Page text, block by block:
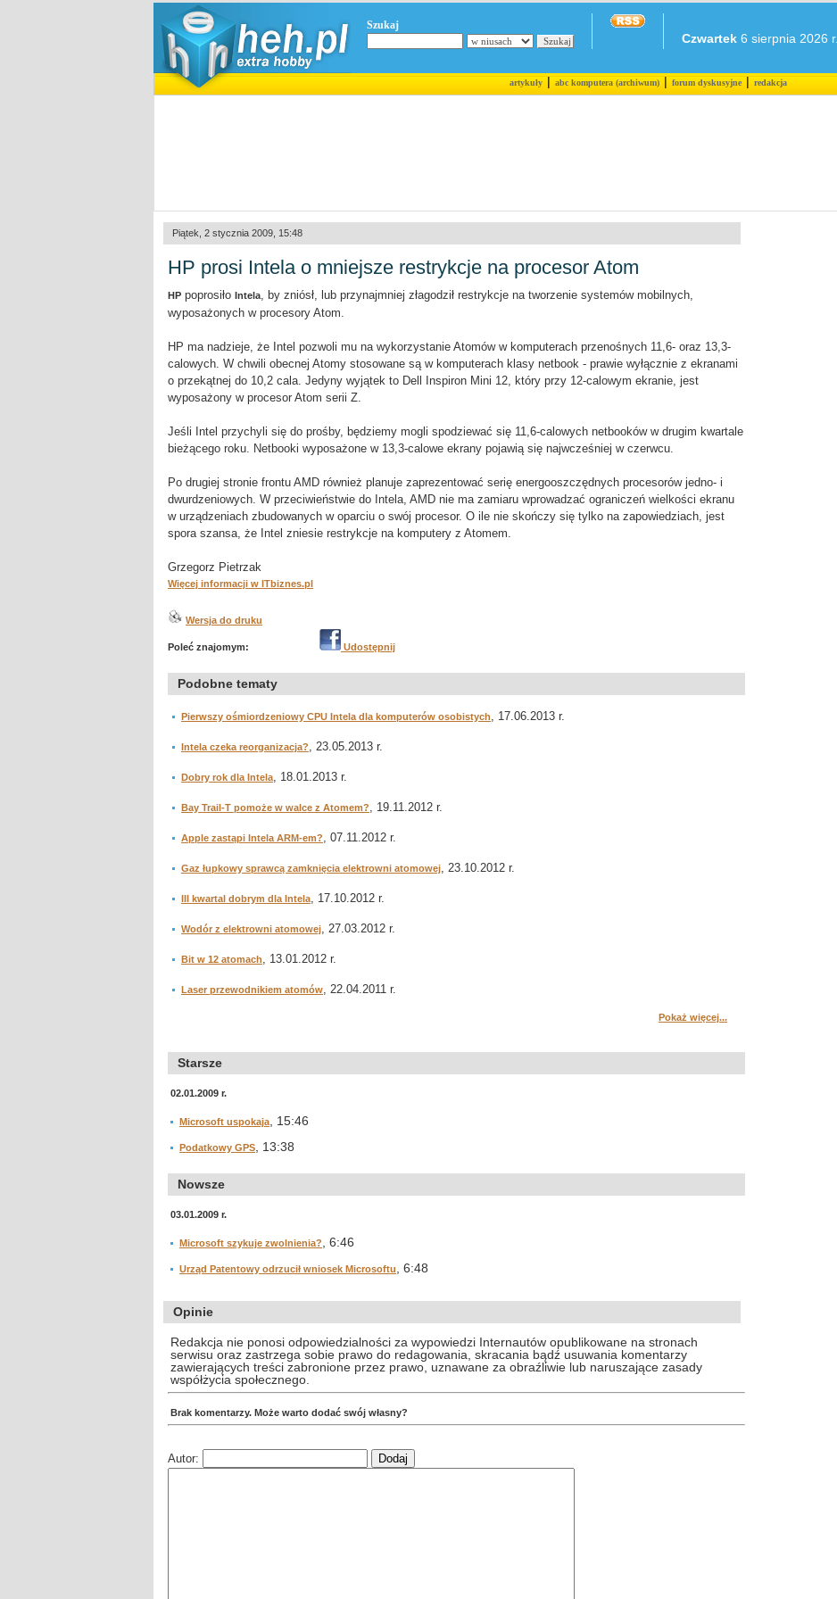
Szukaj
Czwartek 6 sierpnia 2026 r.
artykuły|abc komputera (archiwum)|forum dyskusyjne|redakcja
Piątek, 2 stycznia 2009, 15:48
HP prosi Intela o mniejsze restrykcje na procesor Atom
HP poprosiło Intela, by zniósł, lub przynajmniej złagodził restrykcje na tworzenie systemów mobilnych,
wyposażonych w procesory Atom.
HP ma nadzieje, że Intel pozwoli mu na wykorzystanie Atomów w komputerach przenośnych 11,6- oraz 13,3-
calowych. W chwili obecnej Atomy stosowane są w komputerach klasy netbook - prawie wyłącznie z ekranami
o przekątnej do 10,2 cala. Jedyny wyjątek to Dell Inspiron Mini 12, który przy 12-calowym ekranie, jest
wyposażony w procesor Atom serii Z.
Jeśli Intel przychyli się do prośby, będziemy mogli spodziewać się 11,6-calowych netbooków w drugim kwartale
bieżącego roku. Netbooki wyposażone w 13,3-calowe ekrany pojawią się najwcześniej w czerwcu.
Po drugiej stronie frontu AMD również planuje zaprezentować serię energooszczędnych procesorów jedno- i
dwurdzeniowych. W przeciwieństwie do Intela, AMD nie ma zamiaru wprowadzać ograniczeń wielkości ekranu
w urządzeniach zbudowanych w oparciu o swój procesor. O ile nie skończy się tylko na zapowiedziach, jest
spora szansa, że Intel zniesie restrykcje na komputery z Atomem.
Grzegorz Pietrzak
Więcej informacji w ITbiznes.pl
Wersja do druku
Poleć znajomym: Udostępnij
Podobne tematy
Pierwszy ośmiordzeniowy CPU Intela dla komputerów osobistych, 17.06.2013 r.
Intela czeka reorganizacja?, 23.05.2013 r.
Dobry rok dla Intela, 18.01.2013 r.
Bay Trail-T pomoże w walce z Atomem?, 19.11.2012 r.
Apple zastąpi Intela ARM-em?, 07.11.2012 r.
Gaz łupkowy sprawcą zamknięcia elektrowni atomowej, 23.10.2012 r.
III kwartal dobrym dla Intela, 17.10.2012 r.
Wodór z elektrowni atomowej, 27.03.2012 r.
Bit w 12 atomach, 13.01.2012 r.
Laser przewodnikiem atomów, 22.04.2011 r.
Pokaż więcej...
Starsze
02.01.2009 r.
Microsoft uspokaja , 15:46
Podatkowy GPS , 13:38
Nowsze
03.01.2009 r.
Microsoft szykuje zwolnienia? , 6:46
Urząd Patentowy odrzucił wniosek Microsoftu , 6:48
Opinie
Redakcja nie ponosi odpowiedzialności za wypowiedzi Internautów opublikowane na stronach
serwisu oraz zastrzega sobie prawo do redagowania, skracania bądź usuwania komentarzy
zawierających treści zabronione przez prawo, uznawane za obraźliwie lub naruszające zasady
współżycia społecznego.
Brak komentarzy. Może warto dodać swój własny?
Autor: